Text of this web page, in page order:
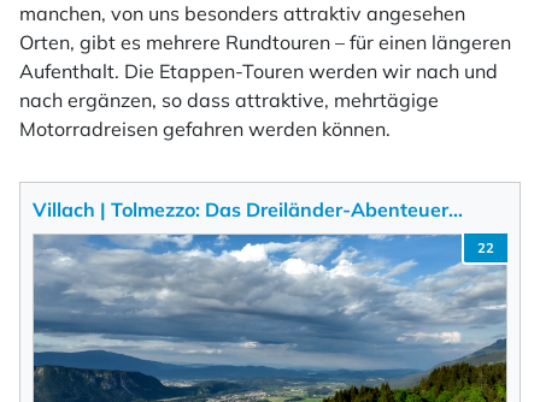
manchen, von uns besonders attraktiv angesehen
Orten, gibt es mehrere Rundtouren – für einen längeren
Aufenthalt. Die Etappen-Touren werden wir nach und
nach ergänzen, so dass attraktive, mehrtägige
Motorradreisen gefahren werden können.
Villach | Tolmezzo: Das Dreiländer-Abenteuer…
22